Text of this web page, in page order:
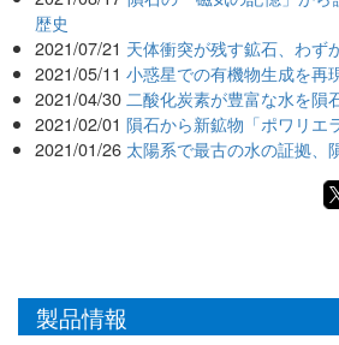
歴史
2021/07/21 天体衝突が残す鉱石、わず
2021/05/11 小惑星での有機物生成を再
2021/04/30 二酸化炭素が豊富な水を隕
2021/02/01 隕石から新鉱物「ポワリエ
2021/01/26 太陽系で最古の水の証拠、
製品情報